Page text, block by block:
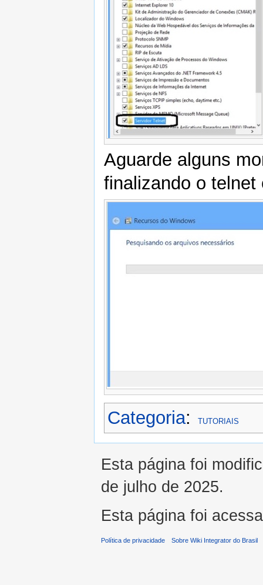
Aguarde alguns
finalizando o
Categoria: TUTORIAIS
Esta página foi
de julho de 2025.
Esta página foi
Política de privacidade Sobre Wiki Integrator do Brasil